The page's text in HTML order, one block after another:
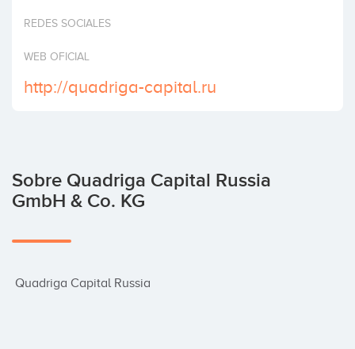
REDES SOCIALES
WEB OFICIAL
http://quadriga-capital.ru
Sobre Quadriga Capital Russia
GmbH & Co. KG
Quadriga Capital Russia